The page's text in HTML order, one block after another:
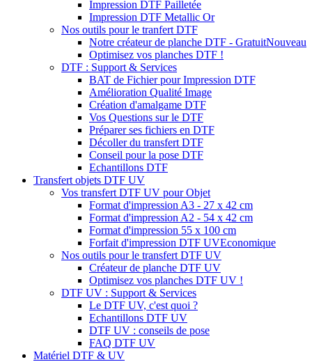
Impression DTF Pailletée
Impression DTF Metallic Or
Nos outils pour le tranfert DTF
Notre créateur de planche DTF - GratuitNouveau
Optimisez vos planches DTF !
DTF : Support & Services
BAT de Fichier pour Impression DTF
Amélioration Qualité Image
Création d'amalgame DTF
Vos Questions sur le DTF
Préparer ses fichiers en DTF
Décoller du transfert DTF
Conseil pour la pose DTF
Echantillons DTF
Transfert objets DTF UV
Vos transfert DTF UV pour Objet
Format d'impression A3 - 27 x 42 cm
Format d'impression A2 - 54 x 42 cm
Format d'impression 55 x 100 cm
Forfait d'impression DTF UVEconomique
Nos outils pour le transfert DTF UV
Créateur de planche DTF UV
Optimisez vos planches DTF UV !
DTF UV : Support & Services
Le DTF UV, c'est quoi ?
Echantillons DTF UV
DTF UV : conseils de pose
FAQ DTF UV
Matériel DTF & UV